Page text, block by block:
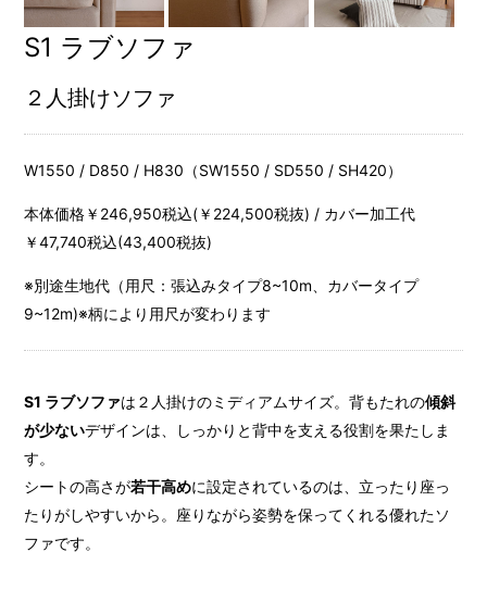
S1 ラブソファ
２人掛けソファ
W1550 / D850 / H830（SW1550 / SD550 / SH420）
本体価格￥246,950税込(￥224,500税抜) / カバー加工代
￥47,740税込(43,400税抜)
※別途生地代（用尺：張込みタイプ8~10m、カバータイプ
9~12m)※柄により用尺が変わります
S1 ラブソファは２人掛けのミディアムサイズ。背もたれの傾斜
が少ないデザインは、しっかりと背中を支える役割を果たしま
す。
シートの高さが若干高めに設定されているのは、立ったり座っ
たりがしやすいから。座りながら姿勢を保ってくれる優れたソ
ファです。